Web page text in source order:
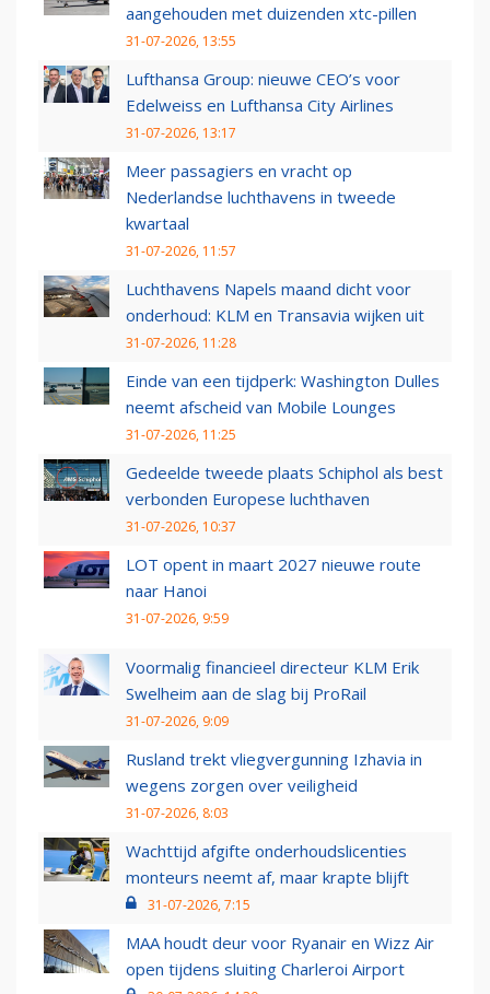
aangehouden met duizenden xtc-pillen
31-07-2026, 13:55
Lufthansa Group: nieuwe CEO’s voor
Edelweiss en Lufthansa City Airlines
31-07-2026, 13:17
Meer passagiers en vracht op
Nederlandse luchthavens in tweede
kwartaal
31-07-2026, 11:57
Luchthavens Napels maand dicht voor
onderhoud: KLM en Transavia wijken uit
31-07-2026, 11:28
Einde van een tijdperk: Washington Dulles
neemt afscheid van Mobile Lounges
31-07-2026, 11:25
Gedeelde tweede plaats Schiphol als best
verbonden Europese luchthaven
31-07-2026, 10:37
LOT opent in maart 2027 nieuwe route
naar Hanoi
31-07-2026, 9:59
Voormalig financieel directeur KLM Erik
Swelheim aan de slag bij ProRail
31-07-2026, 9:09
Rusland trekt vliegvergunning Izhavia in
wegens zorgen over veiligheid
31-07-2026, 8:03
Wachttijd afgifte onderhoudslicenties
monteurs neemt af, maar krapte blijft
31-07-2026, 7:15
MAA houdt deur voor Ryanair en Wizz Air
open tijdens sluiting Charleroi Airport